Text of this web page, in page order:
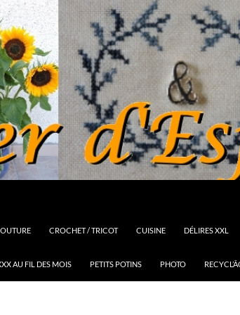
CROCHET / TRICOT CUISINE DÉLIRES XXL
AU FIL DES MOIS PETITS POTINS PHOTO